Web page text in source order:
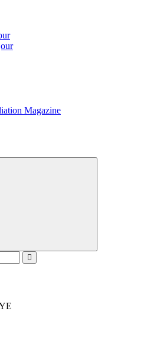
Magazine